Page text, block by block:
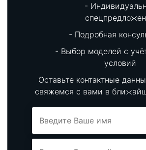
Подробная
Выбор моделей с
условий
Оставьте контактные
свяжемся с вами в